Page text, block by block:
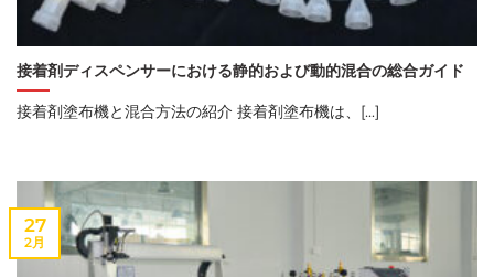
接着剤ディスペンサーにおける静的および動的混合の総合ガイド
接着剤塗布機と混合方法の紹介 接着剤塗布機は、[...]
27
2月